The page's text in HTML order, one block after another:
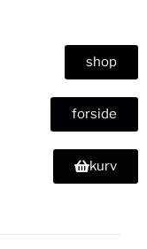
shop
forside
kurv